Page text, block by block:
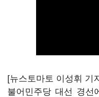
[뉴스토마토 이성휘 기
불어민주당 대선 경선